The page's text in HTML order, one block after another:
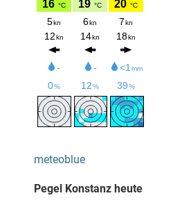
meteoblue
Pegel Konstanz heute